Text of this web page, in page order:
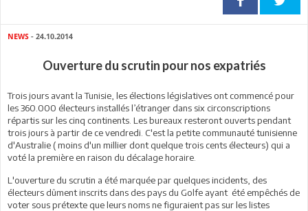
NEWS - 24.10.2014
Ouverture du scrutin pour nos expatriés
Trois jours avant la Tunisie, les élections législatives ont commencé pour
les 360.000 électeurs installés l’étranger dans six circonscriptions
répartis sur les cinq continents. Les bureaux resteront ouverts pendant
trois jours à partir de ce vendredi. C'est la petite communauté tunisienne
d'Australie ( moins d'un millier dont quelque trois cents électeurs) qui a
voté la première en raison du décalage horaire.
L'ouverture du scrutin a été marquée par quelques incidents, des
électeurs dûment inscrits dans des pays du Golfe ayant été empêchés de
voter sous prétexte que leurs noms ne figuraient pas sur les listes